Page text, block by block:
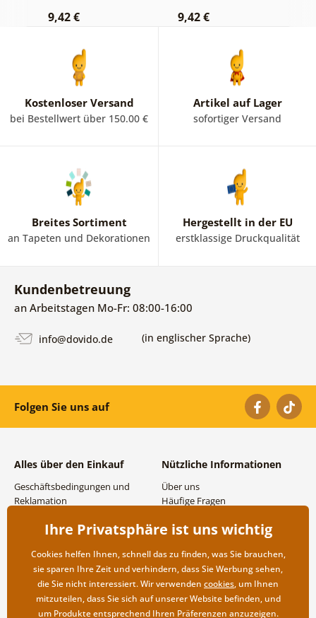
9,42 € 9,42 €
Kostenloser Versand
bei Bestellwert über 150.00 €
Artikel auf Lager
sofortiger Versand
Breites Sortiment
an Tapeten und Dekorationen
Hergestellt in der EU
erstklassige Druckqualität
Kundenbetreuung
an Arbeitstagen Mo-Fr: 08:00-16:00
info@dovido.de (in englischer Sprache)
Folgen Sie uns auf
Alles über den Einkauf
Geschäftsbedingungen und
Reklamation
Versand- und
Rücksendung der Ware
Nützliche Informationen
Über uns
Häufige Fragen
Großhandel und
Ihre Privatsphäre ist uns wichtig
Cookies helfen Ihnen, schnell das zu finden, was Sie brauchen,
sie sparen Ihre Zeit und verhindern, dass Sie Werbung sehen,
die Sie nicht interessiert. Wir verwenden cookies, um Ihnen
mitzuteilen, dass Sie sich auf unserer Website befinden, und
um Produkte entsprechend Ihren Präferenzen anzuzeigen.